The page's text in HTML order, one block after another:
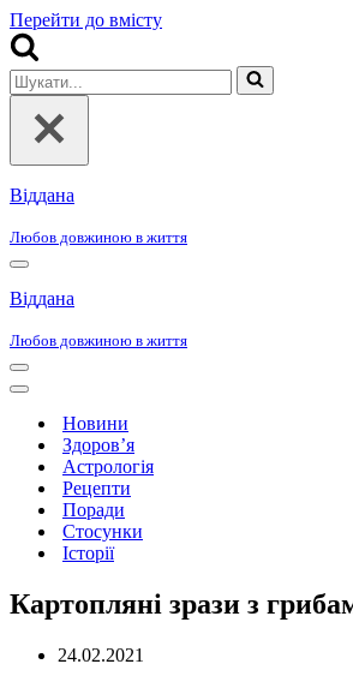
Перейти до вмісту
Шукати...
Віддана
Любов довжиною в життя
Меню
навігації
Віддана
Любов довжиною в життя
Меню
навігації
Меню
навігаціїНовини
Здоров’я
Астрологія
Рецепти
Поради
Стосунки
Історії
Картопляні зрази з
24.02.2021